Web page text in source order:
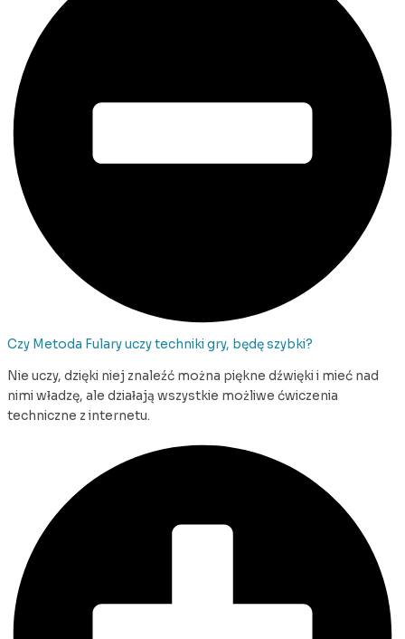
Czy Metoda Fulary uczy techniki gry, będę szybki?
Nie uczy, dzięki niej znaleźć można piękne dźwięki i mieć nad
nimi władzę, ale działają wszystkie możliwe ćwiczenia
techniczne z internetu.